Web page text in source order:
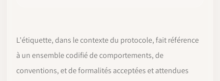
L'étiquette, dans le contexte du protocole, fait référence
à un ensemble codifié de comportements, de
conventions, et de formalités acceptées et attendues